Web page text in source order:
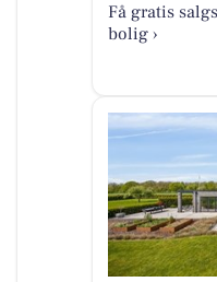
Få gratis
bolig ›